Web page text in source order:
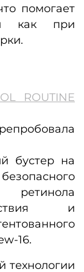
помогает
как при
ROUTINE
бустер на
и
16.
технологии